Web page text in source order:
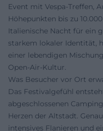
Event mit Vespa-Treffen,
Höhepunkten bis zu
Italienische Nacht für ein
starkem lokaler Identität,
einer lebendigen
Open-Air-Kultur.
Was Besucher vor Ort
Das Festivalgefühl
abgeschlossenen
Herzen der Altstadt.
intensives Flanieren und